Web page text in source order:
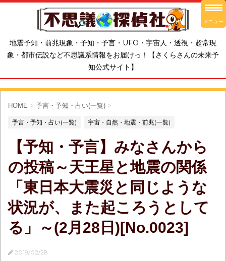
地震予知・前兆現象・予知・予言・UFO・宇宙人・透視・超常現
象・都市伝説など不思議系情報をお届けっ！【さくらさんの未来予
知公式サイト】
HOME > 予言・予知・占い(一覧) >
予言・予知・占い(一覧) 宇宙・自然・地震・前兆(一覧)
【予知・予言】みなさんから
の投稿～天王星と地震の関係
「東日本大震災と同じような
状況が、また起ころうとして
る」～(2月28日)[No.0023]
2019/02/28
メニュー